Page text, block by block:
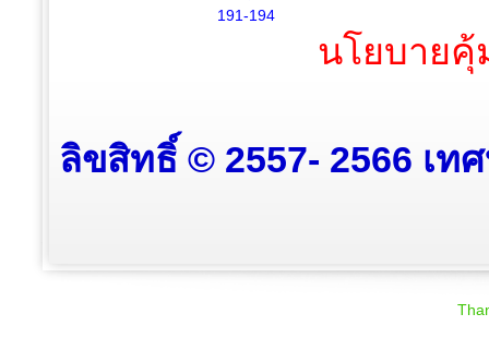
191-194
นโยบาย
ลิขสิทธิ์ © 2557- 2566 เท